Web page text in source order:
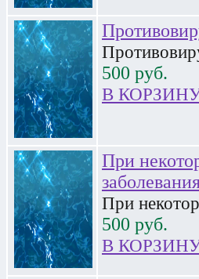
500 руб.
В
При
При
500 руб.
В